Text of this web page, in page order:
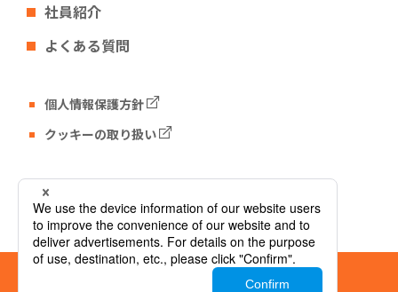
社員紹介
よくある質問
個人情報保護方針
クッキーの取り扱い
Tech Fun コーポレートサイト